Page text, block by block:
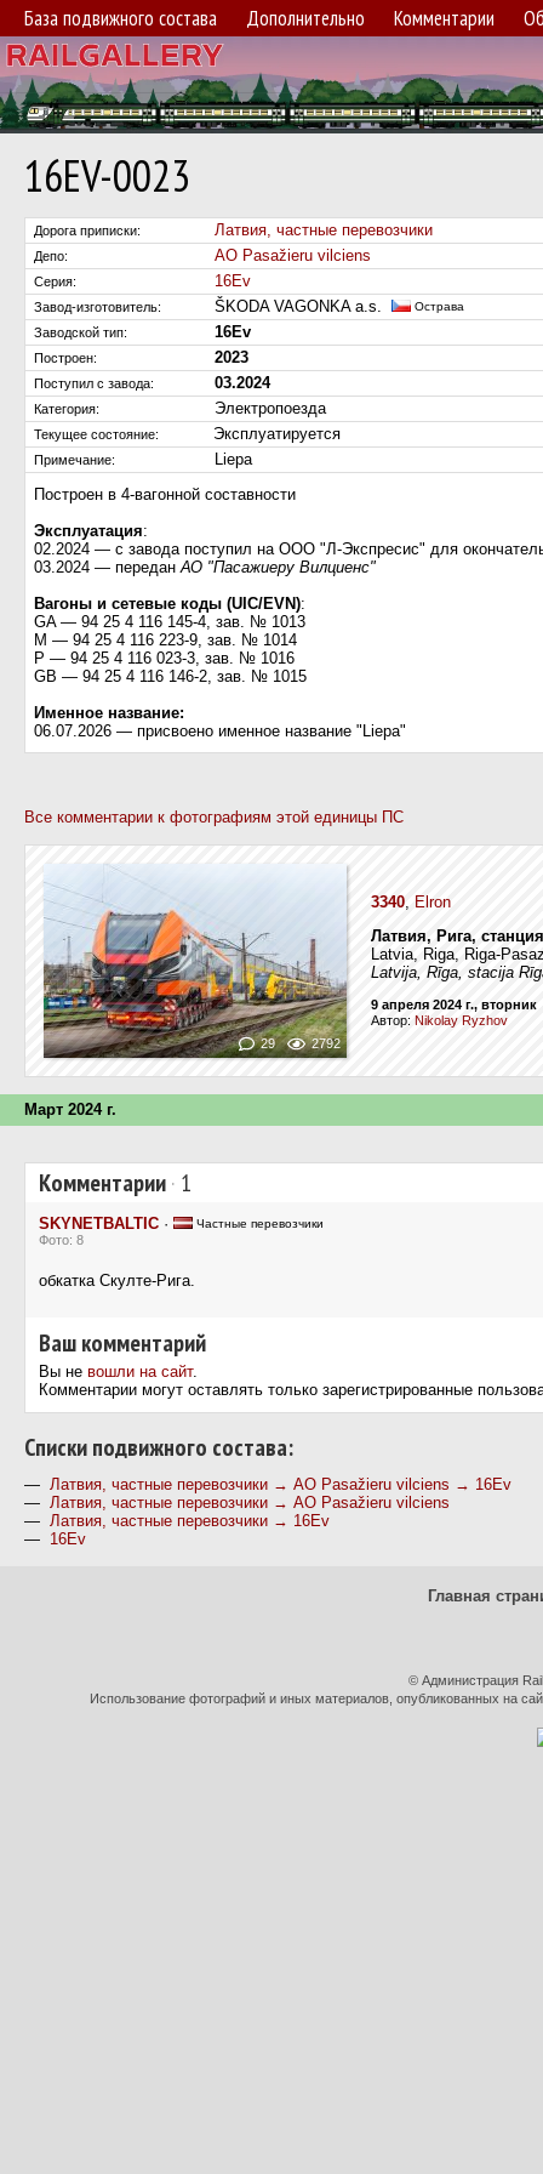
База подвижного состава Дополнительно Комментарии
16EV-0023
Дорога приписки: Латвия, частные перевозчики
Депо: АО Pasažieru vilciens
Серия: 16Ev
Завод-изготовитель: ŠKODA VAGONKA a.s. Острава
Заводской тип: 16Ev
Построен: 2023
Поступил c завода: 03.2024
Категория: Электропоезда
Текущее состояние: Эксплуатируется
Примечание:
Liepa
Построен в 4-вагонной составности
Эксплуатация:
02.2024 — с завода поступил на ООО "Л-Экспресис" для
03.2024 — переданАО "Пасажиеру Вилциенс"
Вагоны и сетевые коды (UIC/EVN):
GA — 94 25 4 116 145-4, зав. № 1013
M — 94 25 4 116 223-9, зав. № 1014
P — 94 25 4 116 023-3, зав. № 1016
GB — 94 25 4 116 146-2, зав. № 1015
Именное название:
06.07.2026 — присвоено именное название "Liepa"
Все комментарии к фотографиям этой единицы ПС
29 2792
3340, Elron
Латвия, Рига,
Latvia, Riga, Riga-
Latvija, Rīga, stacija
9 апреля 2024 г., вторник
Автор: Nikolay Ryzhov
Март 2024 г.
Комментарии· 1
SKYNETBALTIC · Частные перевозчики
Фото: 8
обкатка Скулте-Рига.
Ваш комментарий
Вы не вошли на сайт.
Комментарии могут оставлять только зарегистрированные
Cписки подвижного состава:
— Латвия, частные перевозчики → АО Pasažieru vilciens → 16Ev
— Латвия, частные перевозчики → АО Pasažieru vilciens
— Латвия, частные перевозчики → 16Ev
— 16Ev
Главная
© Администрация
Использование фотографий и иных материалов, опубликованных на